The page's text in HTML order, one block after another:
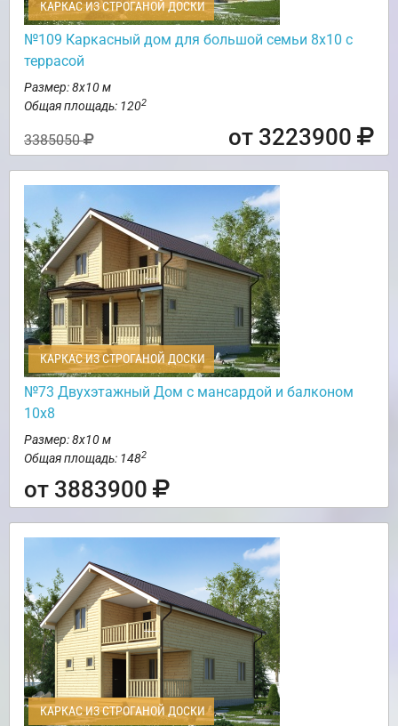
КАРКАС ИЗ СТРОГАНОЙ ДОСКИ
№109 Каркасный дом для большой семьи 8х10 с
террасой
Размер: 8х10 м
Общая площадь: 1202
3385050 от 3223900
КАРКАС ИЗ СТРОГАНОЙ ДОСКИ
№73 Двухэтажный Дом с мансардой и балконом
10х8
Размер: 8х10 м
Общая площадь: 1482
от 3883900
КАРКАС ИЗ СТРОГАНОЙ ДОСКИ